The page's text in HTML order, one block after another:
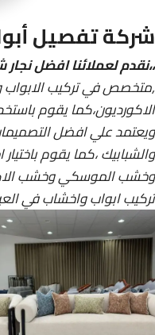
شركة تفصيل
،،نقدم لعملائنا افضل
,متخصص في تركيب الابواب
الاكورديون،كما يقوم
ويعتمد علي افضل
والشبابيك ،كما يقوم
وخشب الموسكي وخشب
تركيب ابواب واخشاب في